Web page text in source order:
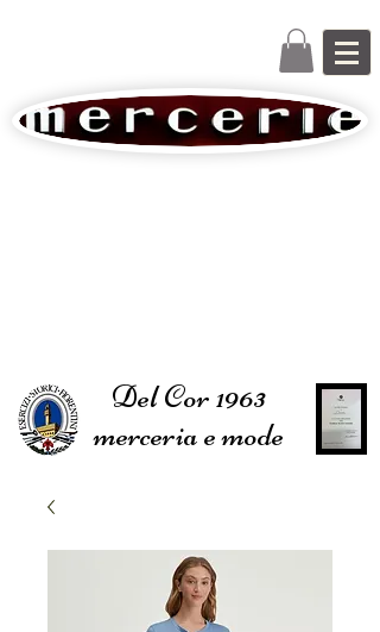
Del Cor 1963
merceria e mode